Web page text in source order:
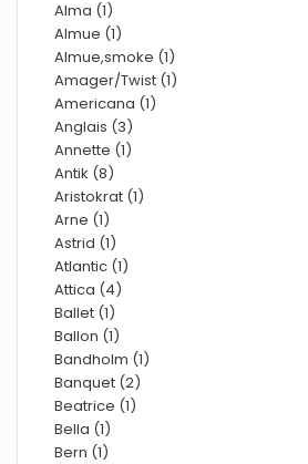
Alma (1)
Almue (1)
Almue,smoke (1)
Amager/Twist (1)
Americana (1)
Anglais (3)
Annette (1)
Antik (8)
Aristokrat (1)
Arne (1)
Astrid (1)
Atlantic (1)
Attica (4)
Ballet (1)
Ballon (1)
Bandholm (1)
Banquet (2)
Beatrice (1)
Bella (1)
Bern (1)